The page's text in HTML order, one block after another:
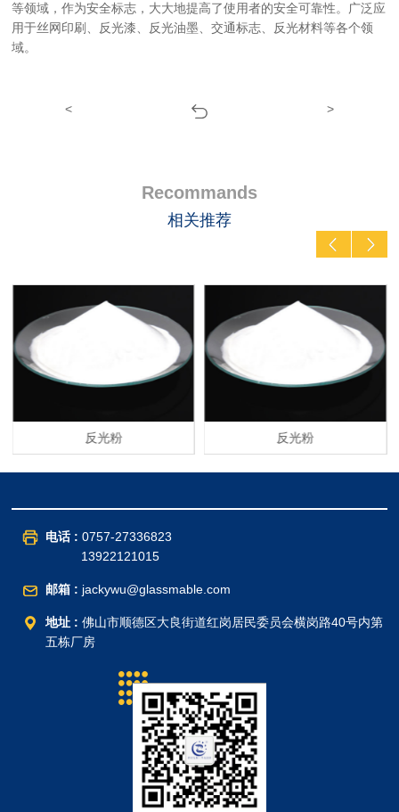
等领域，作为安全标志，大大地提高了使用者的安全可靠性。广泛应
用于丝网印刷、反光漆、反光油墨、交通标志、反光材料等各个领
域。
< >
Recommands
相关推荐
反光粉 反光粉
电话 : 0757-27336823
13922121015
邮箱 : jackywu@glassmable.com
地址 : 佛山市顺德区大良街道红岗居民委员会横岗路40号内第
五栋厂房